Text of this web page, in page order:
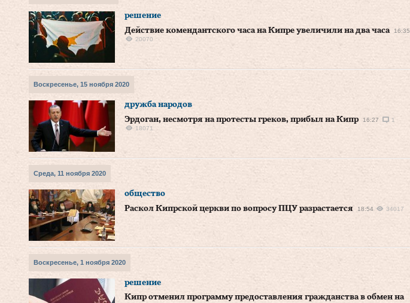
решение
Действие комендантского часа на Кипре увеличили на два часа
16:35
20070
Воскресенье, 15 ноября 2020
дружба народов
Эрдоган, несмотря на протесты греков, прибыл на Кипр
16:27
1
18071
Среда, 11 ноября 2020
общество
Раскол Кипрской церкви по вопросу ПЦУ разрастается
18:54 34017
Воскресенье, 1 ноября 2020
решение
Кипр отменил программу предоставления гражданства в обмен на